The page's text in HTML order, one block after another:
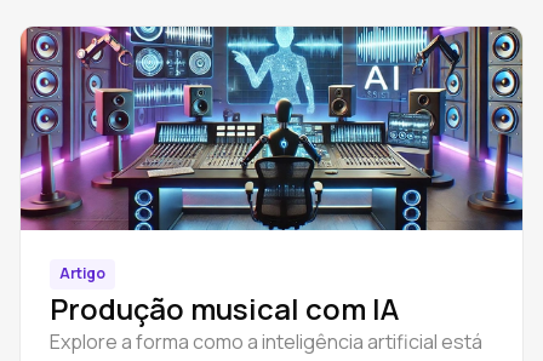
Artigo
Produção musical com IA
Explore a forma como a inteligência artificial está